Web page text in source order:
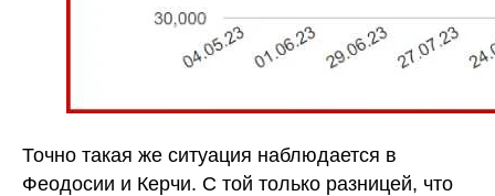
Точно такая же ситуация наблюдается в
Феодосии и Керчи. С той только разницей, что